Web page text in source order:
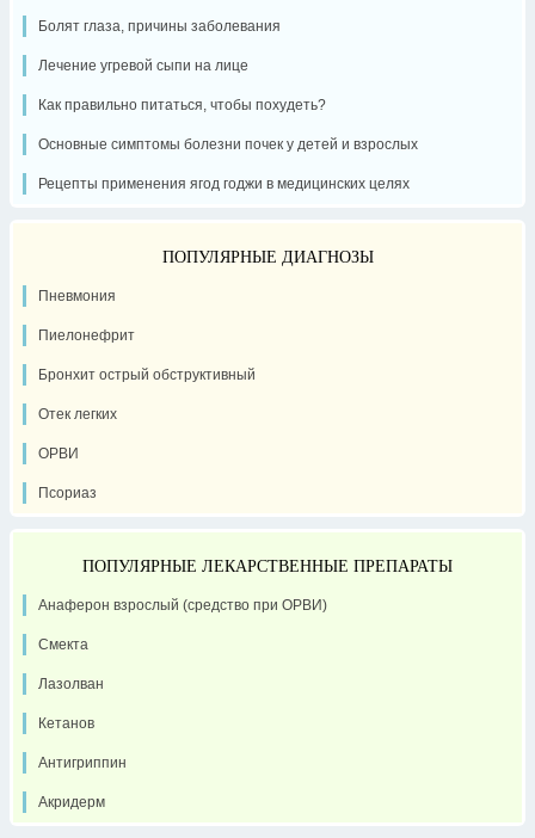
Болят глаза, причины заболевания
Лечение угревой сыпи на лице
Как правильно питаться, чтобы похудеть?
Основные симптомы болезни почек у детей и взрослых
Рецепты применения ягод годжи в медицинских целях
ПОПУЛЯРНЫЕ ДИАГНОЗЫ
Пневмония
Пиелонефрит
Бронхит острый обструктивный
Отек легких
ОРВИ
Псориаз
ПОПУЛЯРНЫЕ ЛЕКАРСТВЕННЫЕ ПРЕПАРАТЫ
Анаферон взрослый (средство при ОРВИ)
Смекта
Лазолван
Кетанов
Антигриппин
Акридерм